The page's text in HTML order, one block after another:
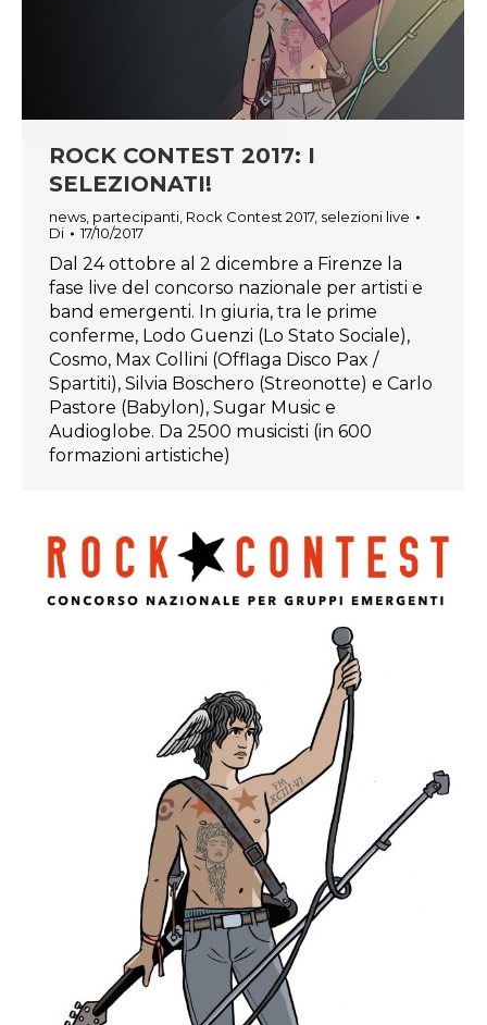
ROCK CONTEST 2017: I
SELEZIONATI!
news partecipanti Rock Contest 2017, selezioni live
Di
17/10/2017
Dal 24 ottobre al 2 dicembre a Firenze la
fase live del concorso nazionale per artisti e
band emergenti. In giuria, tra le prime
conferme, Lodo Guenzi (Lo Stato Sociale),
Cosmo, Max Collini (Offlaga Disco Pax /
Spartiti), Silvia Boschero (Streonotte) e Carlo
Pastore (Babylon), Sugar Music e
Audioglobe. Da 2500 musicisti (in 600
formazioni artistiche)